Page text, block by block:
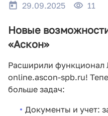
29.09.2025 11
Новые
«Аскон»
Расширили функционал
online.ascon-spb.ru!
больше задач:
Документы и учет: